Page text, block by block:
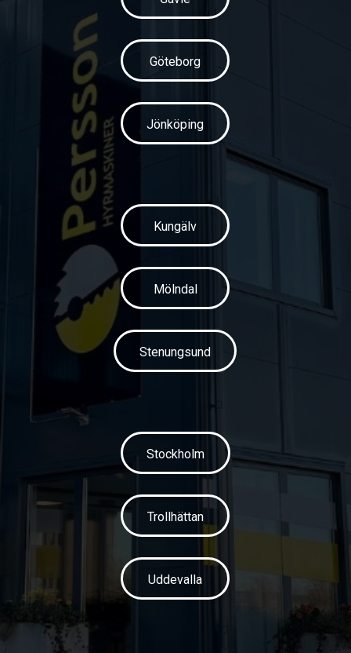
Göteborg
Jönköping
Kungälv
Mölndal
Stenungsund
Stockholm
Trollhättan
Uddevalla